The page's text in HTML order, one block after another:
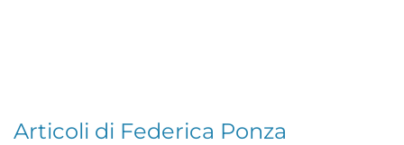
Articoli di Federica Ponza